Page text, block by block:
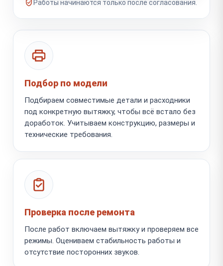
Работы начинаются только после согласования.
Подбор по модели
Подбираем совместимые детали и расходники
под конкретную вытяжку, чтобы всё встало без
доработок. Учитываем конструкцию, размеры и
технические требования.
Проверка после ремонта
После работ включаем вытяжку и проверяем все
режимы. Оцениваем стабильность работы и
отсутствие посторонних звуков.